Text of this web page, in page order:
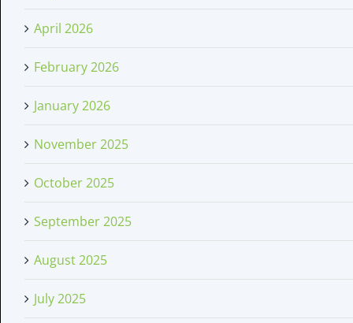
April 2026
February 2026
January 2026
November 2025
October 2025
September 2025
August 2025
July 2025